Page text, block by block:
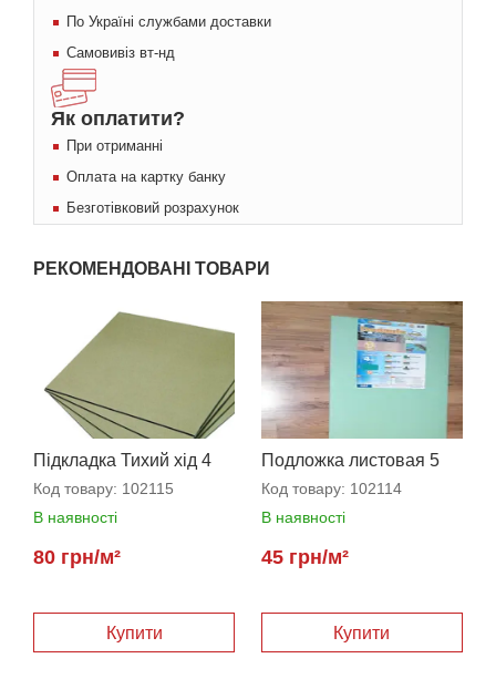
По Україні службами доставки
Самовивіз вт-нд
Як оплатити?
При отриманні
Оплата на картку банку
Безготівковий розрахунок
РЕКОМЕНДОВАНІ ТОВАРИ
Підкладка Тихий хід 4
мм
Код товару: 102115
В наявності
80 грн/м²
Купити
Подложка листовая 5
мм
Код товару: 102114
В наявності
45 грн/м²
Купити